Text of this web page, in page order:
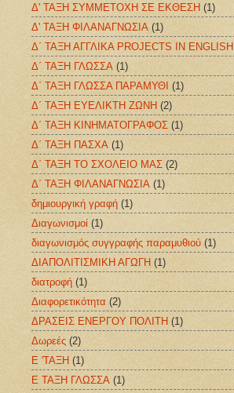
Δ' ΤΑΞΗ ΣΥΜΜΕΤΟΧΗ ΣΕ ΕΚΘΕΣΗ (1)
Δ' ΤΑΞΗ ΦΙΛΑΝΑΓΝΩΣΙΑ (1)
Δ΄ ΤΑΞΗ ΑΓΓΛΙΚΑ PROJECTS IN ENGLISH
Δ΄ ΤΑΞΗ ΓΛΩΣΣΑ (1)
Δ΄ ΤΑΞΗ ΓΛΩΣΣΑ ΠΑΡΑΜΥΘΙ (1)
Δ΄ ΤΑΞΗ ΕΥΕΛΙΚΤΗ ΖΩΝΗ (2)
Δ΄ ΤΑΞΗ ΚΙΝΗΜΑΤΟΓΡΑΦΟΣ (1)
Δ΄ ΤΑΞΗ ΠΑΣΧΑ (1)
Δ΄ ΤΑΞΗ ΤΟ ΣΧΟΛΕΙΟ ΜΑΣ (2)
Δ΄ ΤΑΞΗ ΦΙΛΑΝΑΓΝΩΣΙΑ (1)
δημιουργική γραφή (1)
Διαγωνισμοί (1)
διαγωνισμός συγγραφής παραμυθιού (1)
ΔΙΑΠΟΛΙΤΙΣΜΙΚΗ ΑΓΩΓΗ (1)
διατροφή (1)
Διαφορετικότητα (2)
ΔΡΑΣΕΙΣ ΕΝΕΡΓΟΥ ΠΟΛΙΤΗ (1)
Δωρεές (2)
Ε 'ΤΑΞΗ (1)
Ε ΤΑΞΗ ΓΛΩΣΣΑ (1)